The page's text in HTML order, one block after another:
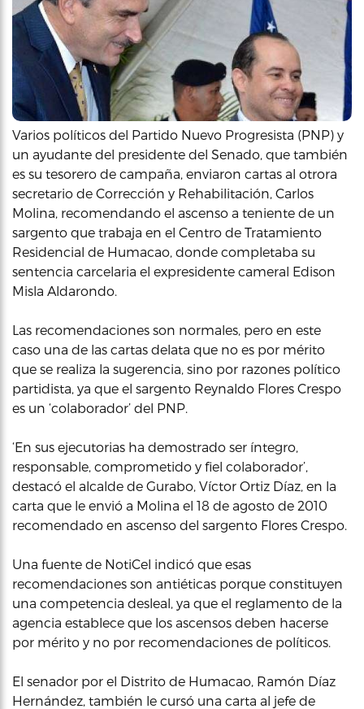
Varios políticos del Partido Nuevo Progresista (PNP) y
un ayudante del presidente del Senado, que también
es su tesorero de campaña, enviaron cartas al otrora
secretario de Corrección y Rehabilitación, Carlos
Molina, recomendando el ascenso a teniente de un
sargento que trabaja en el Centro de Tratamiento
Residencial de Humacao, donde completaba su
sentencia carcelaria el expresidente cameral Edison
Misla Aldarondo.
Las recomendaciones son normales, pero en este
caso una de las cartas delata que no es por mérito
que se realiza la sugerencia, sino por razones político
partidista, ya que el sargento Reynaldo Flores Crespo
es un ‘colaborador’ del PNP.
‘En sus ejecutorias ha demostrado ser íntegro,
responsable, comprometido y fiel colaborador’,
destacó el alcalde de Gurabo, Víctor Ortiz Díaz, en la
carta que le envió a Molina el 18 de agosto de 2010
recomendado en ascenso del sargento Flores Crespo.
Una fuente de NotiCel indicó que esas
recomendaciones son antiéticas porque constituyen
una competencia desleal, ya que el reglamento de la
agencia establece que los ascensos deben hacerse
por mérito y no por recomendaciones de políticos.
El senador por el Distrito de Humacao, Ramón Díaz
Hernández, también le cursó una carta al jefe de